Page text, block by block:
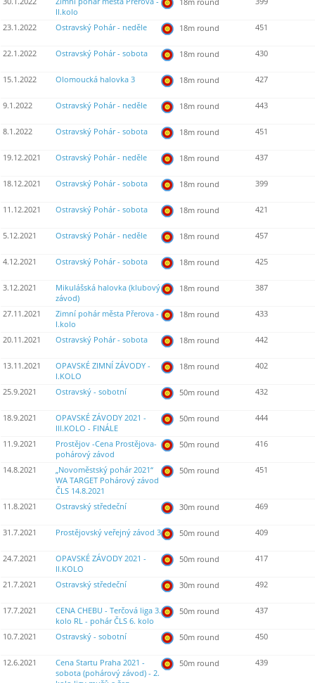
II.kolo
18m round
23.1.2022 Ostravský Pohár - neděle 18m round 451
22.1.2022 Ostravský Pohár - sobota 18m round 430
15.1.2022 Olomoucká halovka 3 18m round 427
9.1.2022 Ostravský Pohár - neděle 18m round 443
8.1.2022 Ostravský Pohár - sobota 18m round 451
19.12.2021 Ostravský Pohár - neděle 18m round 437
18.12.2021 Ostravský Pohár - sobota 18m round 399
11.12.2021 Ostravský Pohár - sobota 18m round 421
5.12.2021 Ostravský Pohár - neděle 18m round 457
4.12.2021 Ostravský Pohár - sobota 18m round 425
3.12.2021
Mikulášská halovka (klubový
závod)
18m round 387
27.11.2021
Zimní pohár města Přerova -
I.kolo
18m round 433
20.11.2021 Ostravský Pohár - sobota 18m round 442
13.11.2021
OPAVSKÉ ZIMNÍ ZÁVODY -
I.KOLO
18m round 402
25.9.2021 Ostravský - sobotní 50m round 432
18.9.2021
OPAVSKÉ ZÁVODY 2021 -
III.KOLO - FINÁLE
50m round 444
11.9.2021
Prostějov -Cena Prostějova-
pohárový závod
50m round 416
14.8.2021
„Novoměstský pohár 2021“
WA TARGET Pohárový závod
ČLS 14.8.2021
50m round 451
11.8.2021 Ostravský středeční 30m round 469
31.7.2021 Prostějovský veřejný závod 3 50m round 409
24.7.2021
OPAVSKÉ ZÁVODY 2021 -
II.KOLO
50m round 417
21.7.2021 Ostravský středeční 30m round 492
17.7.2021
CENA CHEBU - Terčová liga 3.
kolo RL - pohár ČLS 6. kolo
50m round 437
10.7.2021 Ostravský - sobotní 50m round 450
12.6.2021
Cena Startu Praha 2021 -
sobota (pohárový závod) - 2.
50m round 439